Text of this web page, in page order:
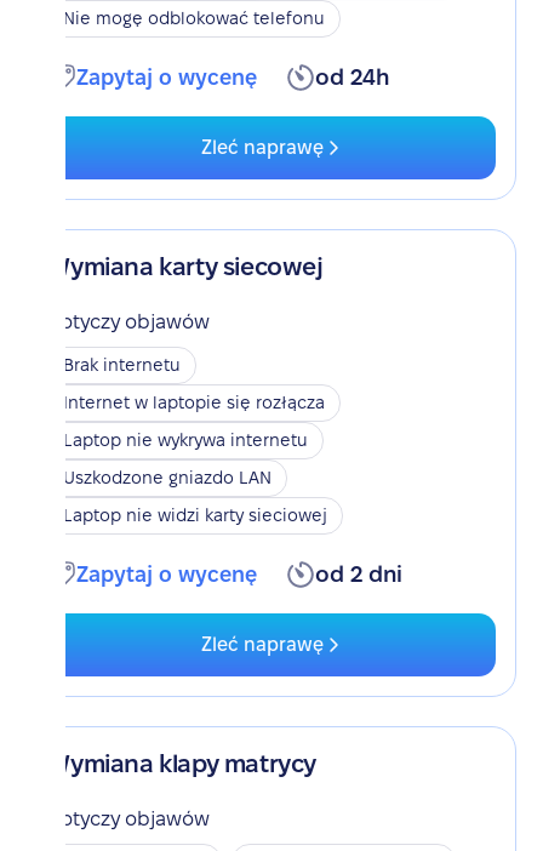
Nie mogę odblokować telefonu
Zapytaj o wycenę od 24h
Zleć naprawę
Wymiana karty siecowej
Dotyczy objawów
Brak internetu
Internet w laptopie się rozłącza
Laptop nie wykrywa internetu
Uszkodzone gniazdo LAN
Laptop nie widzi karty sieciowej
Zapytaj o wycenę od 2 dni
Zleć naprawę
Wymiana klapy matrycy
Dotyczy objawów